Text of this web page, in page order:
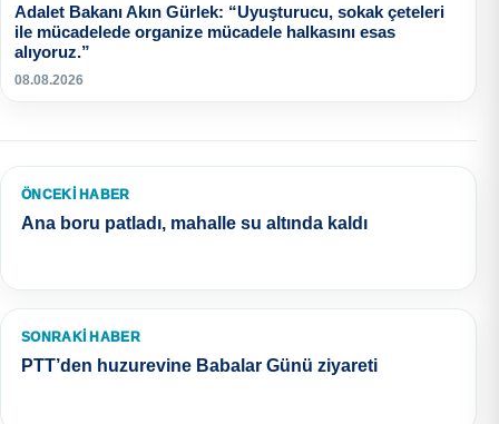
Adalet Bakanı Akın Gürlek: “Uyuşturucu, sokak çeteleri
ile mücadelede organize mücadele halkasını esas
alıyoruz.”
08.08.2026
ÖNCEKI HABER
Ana boru patladı, mahalle su altında kaldı
SONRAKI HABER
PTT’den huzurevine Babalar Günü ziyareti